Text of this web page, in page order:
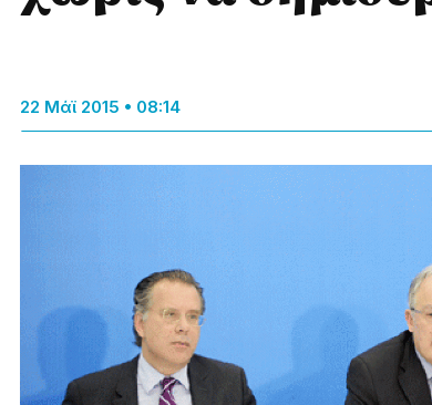
22 Μάϊ 2015 • 08:14